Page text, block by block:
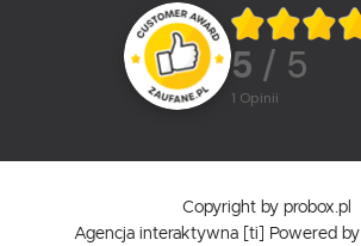
5 / 5
1 opinii
Copyright by probox.pl
Agencja interaktywna
[ti] Powered by